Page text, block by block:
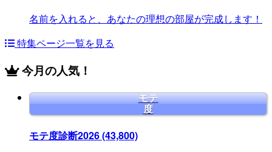
名前を入れると、あなたの理想の部屋が完成します！
特集ページ一覧を見る
今月の人気！
モテ
度
モテ度診断2026(43,800)